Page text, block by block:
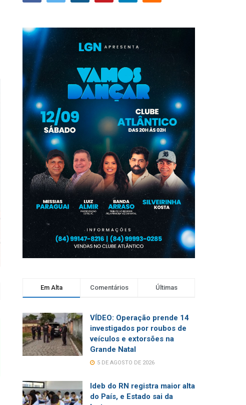
Em Alta Comentários Últimas
VÍDEO: Operação prende 14
investigados por roubos de
veículos e extorsões na
Grande Natal
5 DE AGOSTO DE 2026
Ideb do RN registra maior alta
do País, e Estado sai da